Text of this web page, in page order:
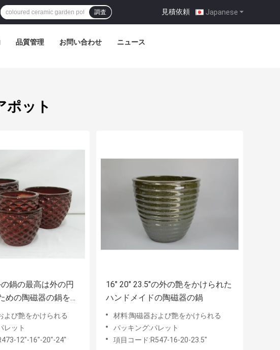
Japanese
見積依頼 |
調査
品質管理 お問い合わせ ニュース
ポット
鍋の最高は外の円
めの陶磁器の鍋を始
よび艶をかけられる
レット
12"-16"-20"-24"
16" 20" 23.5"の外の艶をかけられた
ハンドメイドの陶磁器の鍋
材料:陶磁器および艶をかけられる
パッキング:パレット
項目コード:R547-16-20-23.5"